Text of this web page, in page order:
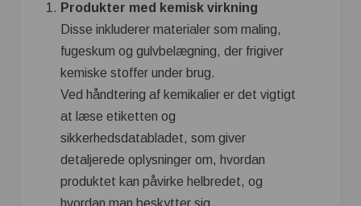
Produkter med kemisk virkning
Disse inkluderer materialer som maling,
fugeskum og gulvbelægning, der frigiver
kemiske stoffer under brug.
Ved håndtering af kemikalier er det vigtigt
at læse etiketten og
sikkerhedsdatabladet, som giver
detaljerede oplysninger om, hvordan
produktet kan påvirke helbredet, og
hvordan man beskytter sig.